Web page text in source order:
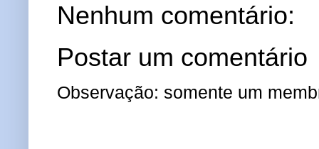
Nenhum comentário:
Postar um comentário
Observação: somente um